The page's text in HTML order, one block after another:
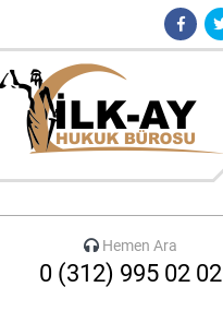
Hemen Ara
0 (312) 995 02 02